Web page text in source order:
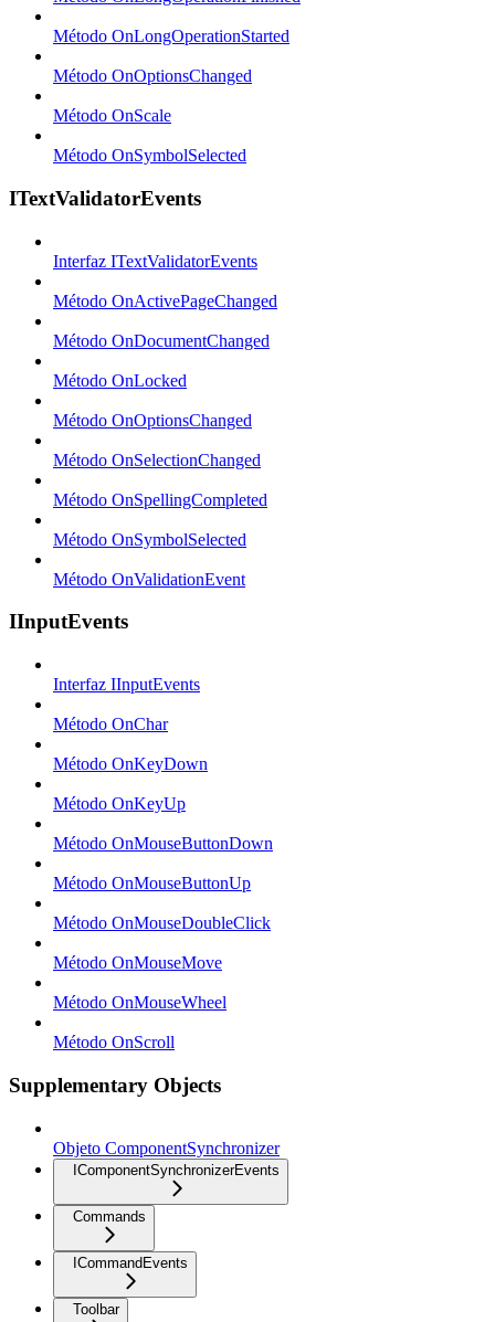
Método OnLongOperationStarted
Método OnOptionsChanged
Método OnScale
Método OnSymbolSelected
ITextValidatorEvents
Interfaz ITextValidatorEvents
Método OnActivePageChanged
Método OnDocumentChanged
Método OnLocked
Método OnOptionsChanged
Método OnSelectionChanged
Método OnSpellingCompleted
Método OnSymbolSelected
Método OnValidationEvent
IInputEvents
Interfaz IInputEvents
Método OnChar
Método OnKeyDown
Método OnKeyUp
Método OnMouseButtonDown
Método OnMouseButtonUp
Método OnMouseDoubleClick
Método OnMouseMove
Método OnMouseWheel
Método OnScroll
Supplementary Objects
Objeto ComponentSynchronizer
IComponentSynchronizerEvents
Commands
ICommandEvents
Toolbar